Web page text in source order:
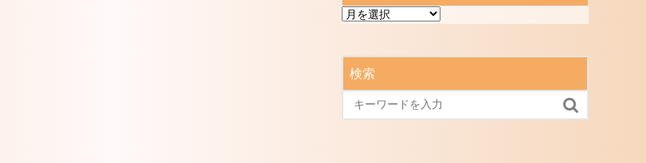
過
記
検索
